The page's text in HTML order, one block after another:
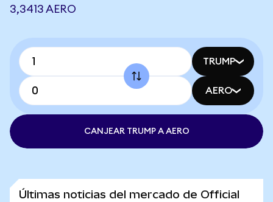
3,3413 AERO
TRUMP
AERO
CANJEAR TRUMP A AERO
Últimas noticias del mercado de Official